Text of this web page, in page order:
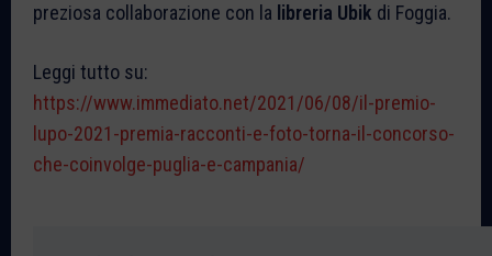
preziosa collaborazione con la libreria Ubik di Foggia.
Leggi tutto su:
https://www.immediato.net/2021/06/08/il-premio-
lupo-2021-premia-racconti-e-foto-torna-il-concorso-
che-coinvolge-puglia-e-campania/